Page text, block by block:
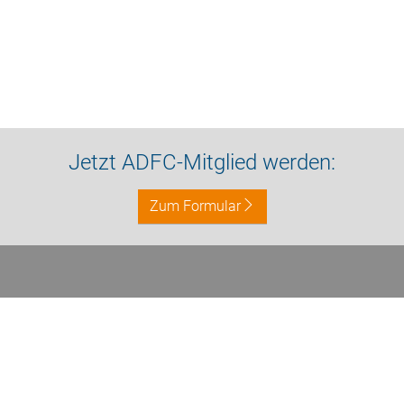
Jetzt ADFC-Mitglied werden:
Zum Formular